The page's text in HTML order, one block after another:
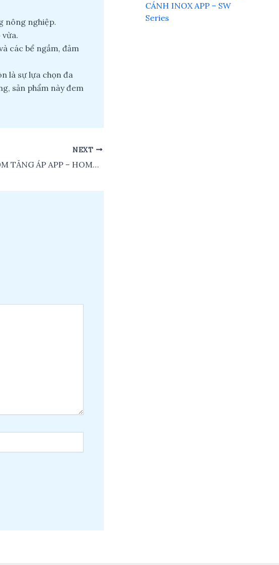
nông nghiệp.
các bể ngầm, đảm
là sự lựa chọn đa
sản phẩm này đem
NEXT
BƠM TĂNG ÁP APP – HOME Series
CÁNH INOX APP – SW
Series